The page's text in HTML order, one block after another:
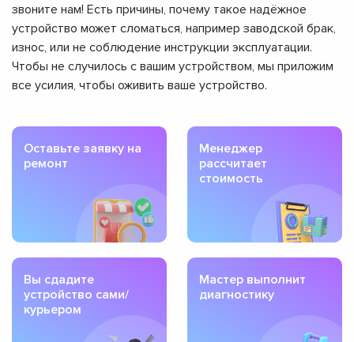
звоните нам! Есть причины, почему такое надёжное
устройство может сломаться, например заводской брак,
износ, или не соблюдение инструкции эксплуатации.
Чтобы не случилось с вашим устройством, мы приложим
все усилия, чтобы оживить ваше устройство.
Оставьте заявку на
ремонт
Менеджер
рассчитает
стоимость
Вы сдадите
устройство сами/
курьером
Мастер выполнит
диагностику